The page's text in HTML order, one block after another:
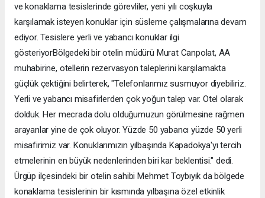
ve konaklama tesislerinde görevliler, yeni yılı coşkuyla
karşılamak isteyen konuklar için süsleme çalışmalarına devam
ediyor. Tesislere yerli ve yabancı konuklar ilgi
gösteriyorBölgedeki bir otelin müdürü Murat Canpolat, AA
muhabirine, otellerin rezervasyon taleplerini karşılamakta
güçlük çektiğini belirterek, "Telefonlarımız susmuyor diyebiliriz.
Yerli ve yabancı misafirlerden çok yoğun talep var. Otel olarak
dolduk. Her mecrada dolu olduğumuzun görülmesine rağmen
arayanlar yine de çok oluyor. Yüzde 50 yabancı yüzde 50 yerli
misafirimiz var. Konuklarımızın yılbaşında Kapadokya'yı tercih
etmelerinin en büyük nedenlerinden biri kar beklentisi." dedi.
Ürgüp ilçesindeki bir otelin sahibi Mehmet Toybıyık da bölgede
konaklama tesislerinin bir kısmında yılbaşına özel etkinlik